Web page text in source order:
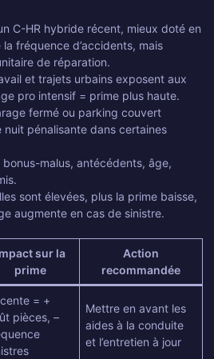
C-HR hybride récent, mieux doté en
fréquence d’accidents, mais
de réparation.
et trajets urbains exposent aux
pro intensif = prime plus haute.
fermé ou parking couvert
pénalisante dans certaines
bonus-malus, antécédents, âge,
sont élevées, plus la prime baisse,
augmente en cas de sinistre.
sur la
prime
Action
recommandée
= +
pièces, –
Mettre en avant les
aides à la conduite
et l’entretien à jour